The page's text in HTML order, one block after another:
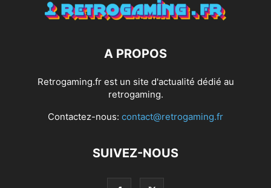
A PROPOS
Retrogaming.fr est un site d'actualité dédié au
retrogaming.
Contactez-nous: contact@retrogaming.fr
SUIVEZ-NOUS